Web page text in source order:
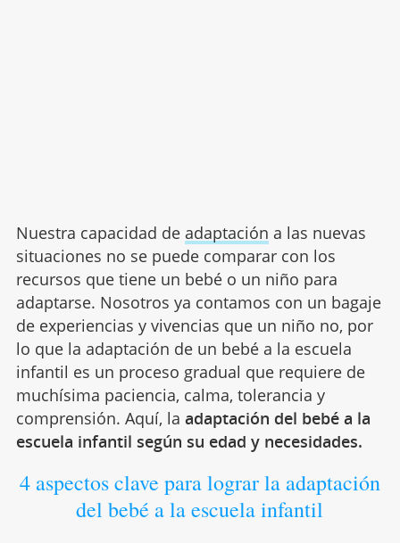
Nuestra capacidad de adaptación a las nuevas
situaciones no se puede comparar con los
recursos que tiene un bebé o un niño para
adaptarse. Nosotros ya contamos con un bagaje
de experiencias y vivencias que un niño no, por
lo que la adaptación de un bebé a la escuela
infantil es un proceso gradual que requiere de
muchísima paciencia, calma, tolerancia y
comprensión. Aquí, la adaptación del bebé a la
escuela infantil según su edad y necesidades.
4 aspectos clave para lograr la adaptación
del bebé a la escuela infantil